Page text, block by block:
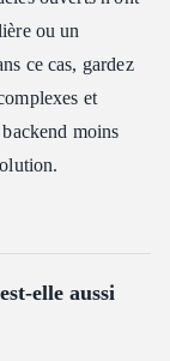
ou un
ce cas, gardez
et
moins
elle aussi